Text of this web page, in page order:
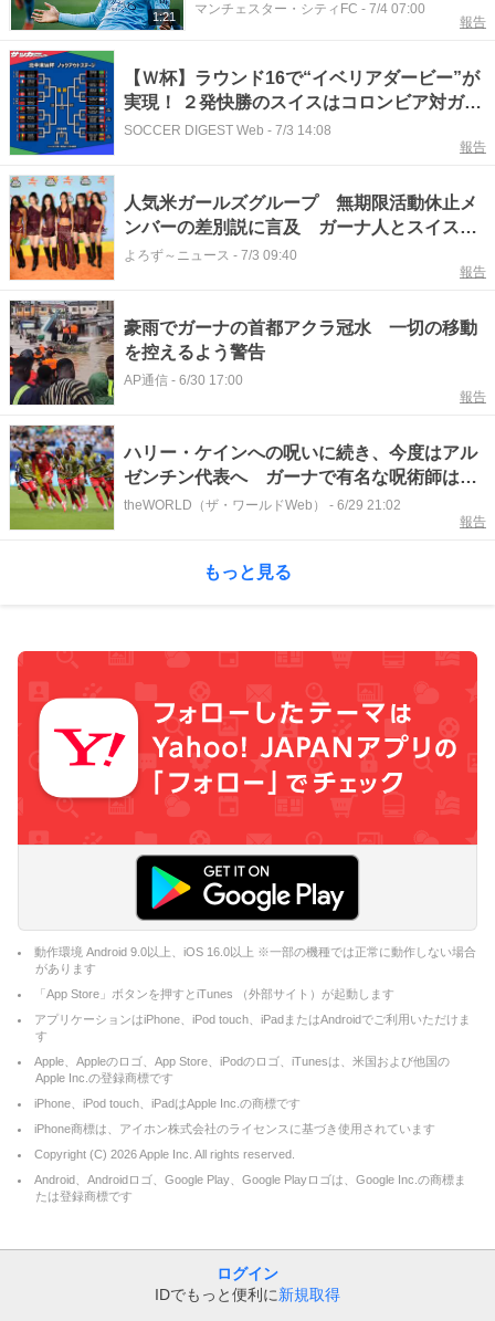
1:21 マンチェスター・シティFC - 7/4 07:00
報告
【Ｗ杯】ラウンド16で“イベリアダービー”が
実現！ ２発快勝のスイスはコロンビア対ガー
ナの勝者と対戦
SOCCER DIGEST Web - 7/3 14:08
報告
人気米ガールズグループ 無期限活動休止メ
ンバーの差別説に言及 ガーナ人とスイス人
のハーフ
よろず～ニュース - 7/3 09:40
報告
豪雨でガーナの首都アクラ冠水 一切の移動
を控えるよう警告
AP通信 - 6/30 17:00
報告
ハリー・ケインへの呪いに続き、今度はアル
ゼンチン代表へ ガーナで有名な呪術師はW
杯ベスト32でカーボベルデがアルゼンチンに
theWORLD（ザ・ワールドWeb） - 6/29 21:02
報告
もっと見る
動作環境 Android 9.0以上、iOS 16.0以上 ※一部の機種では正常に動作しない場合
があります
「App Store」ボタンを押すとiTunes （外部サイト）が起動します
アプリケーションはiPhone、iPod touch、iPadまたはAndroidでご利用いただけま
す
Apple、Appleのロゴ、App Store、iPodのロゴ、iTunesは、米国および他国の
Apple Inc.の登録商標です
iPhone、iPod touch、iPadはApple Inc.の商標です
iPhone商標は、アイホン株式会社のライセンスに基づき使用されています
Copyright (C) 2026Apple Inc. All rights reserved.
Android、Androidロゴ、Google Play、Google Playロゴは、Google Inc.の商標ま
たは登録商標です
ログイン
IDでもっと便利に新規取得